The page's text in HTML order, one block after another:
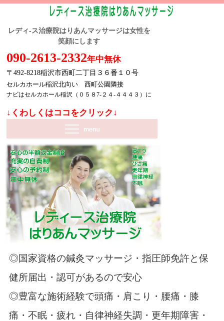
レディ-ス治療院はりあんマッサージは女性を
笑顔にします
090-2613-2332年中無休
〒492-8218稲沢市西町二丁目３６番１０号
セルカホール稲沢北向い 西町公園隣接
ナビはセルカホール稲沢（０５８7-２４-４４４３）に
↓くわしくはココをクリック↓
◎国家資格の鍼灸マッサージ・指圧師免許と保
健所届出・認可があるので安心
◎豊富な施術経験で頭痛・肩こり・腰痛・膝
痛・不眠・疲れ・自律神経失調・更年期障害・